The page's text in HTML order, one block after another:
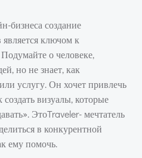
бизнеса создание
ключом к
о человеке,
но не знает, как
услугу. Он хочет привлечь
визуалы, которые
ЭтоTraveler- мечтатель
в конкурентной
ему помочь.